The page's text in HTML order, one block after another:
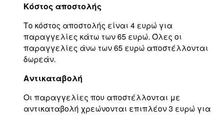
Κόστος αποστολής
Το κόστος αποστολής είναι 4 ευρώ για
παραγγελίες κάτω των 65 ευρώ. Όλες οι
παραγγελίες άνω των 65 ευρώ αποστέλλονται
δωρεάν.
Αντικαταβολή
Οι παραγγελίες που αποστέλλονται με
αντικαταβολή χρεώνονται επιπλέον 3 ευρώ για